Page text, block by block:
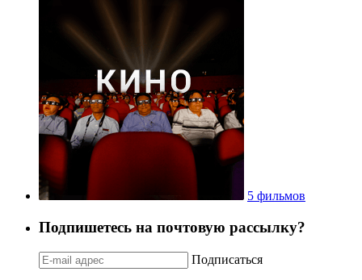
5 фильмов
Подпишетесь на почтовую рассылку?
Подписаться